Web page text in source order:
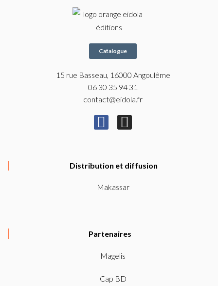
Catalogue
15 rue Basseau, 16000 Angoulême
06 30 35 94 31
contact@eidola.fr
F
e
b
o
-
f
I
t
g
m
Distribution et diffusion
Makassar
Partenaires
Magelis
Cap BD